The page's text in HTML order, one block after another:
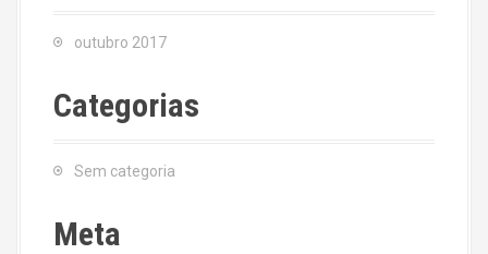
outubro 2017
Categorias
Sem categoria
Meta